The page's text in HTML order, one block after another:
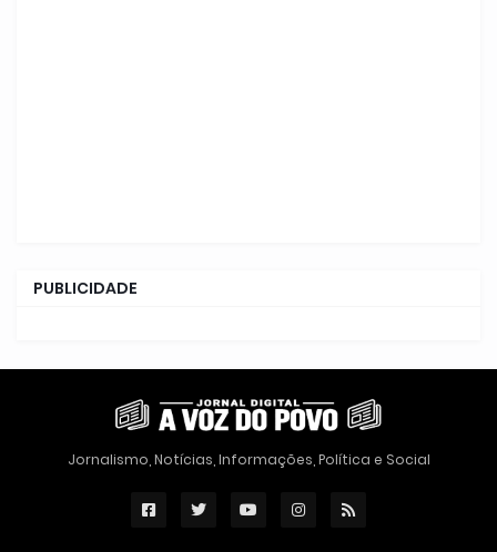
PUBLICIDADE
Jornalismo, Notícias, Informações, Política e Social